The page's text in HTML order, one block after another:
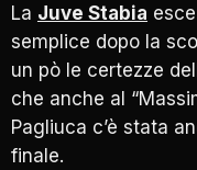
La Juve Stabia
semplice dopo la
un pò le certezze
che anche al
Pagliuca c’è stata
finale.